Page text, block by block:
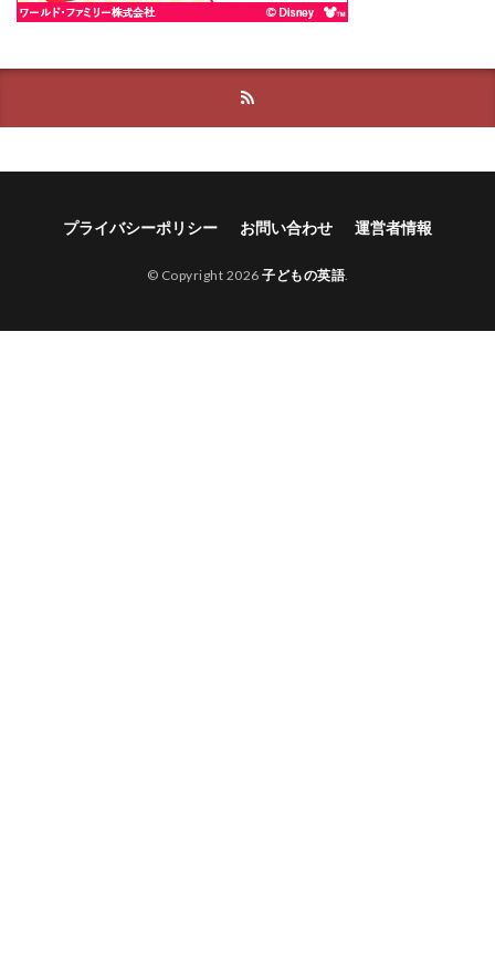
プライバシーポリシー お問い合わせ 運営者情報
© Copyright 2026 子どもの英語